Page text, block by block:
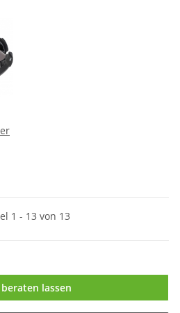
1 - 13 von 13
beraten lassen